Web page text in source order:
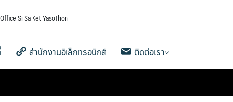
Si Sa Ket Yasothon
สำนักงานอิเล็กทรอนิกส์
ราชการ
ติดต่อเรา
สอบถาม